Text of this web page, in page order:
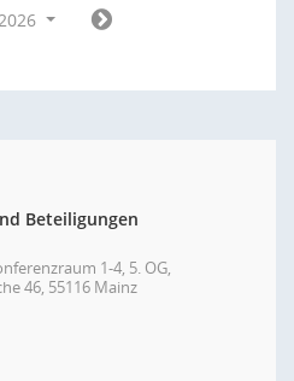
Beteiligungen
1-4, 5. OG,
46, 55116 Mainz